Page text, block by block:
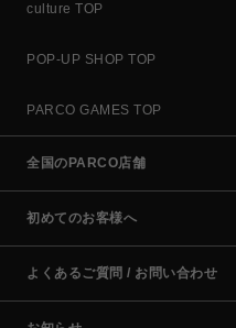
culture TOP
POP-UP SHOP TOP
PARCO GAMES TOP
全国のPARCO店舗
初めてのお客様へ
よくあるご質問 / お問い合わせ